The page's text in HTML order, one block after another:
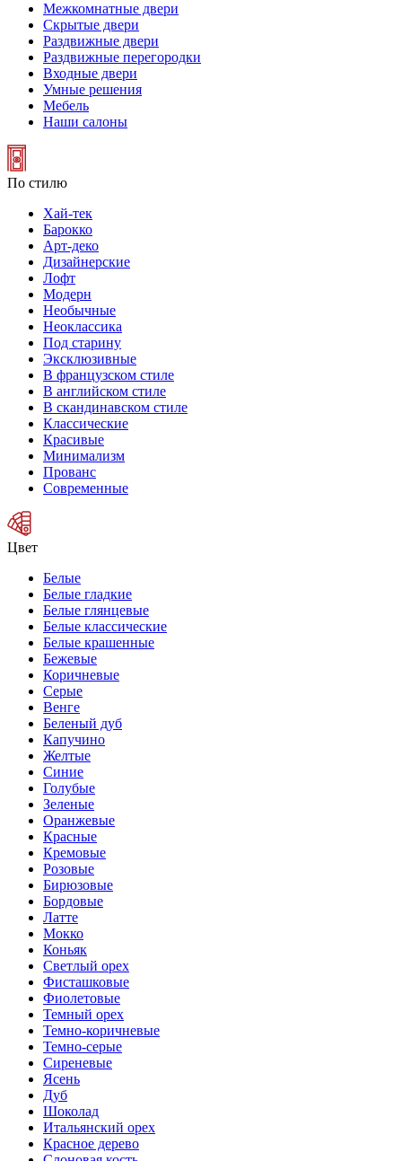
Межкомнатные двери
Скрытые двери
Раздвижные двери
Раздвижные перегородки
Входные двери
Умные решения
Мебель
Наши салоны
По стилю
Хай-тек
Барокко
Арт-деко
Дизайнерские
Лофт
Модерн
Необычные
Неоклассика
Под старину
Эксклюзивные
В французском стиле
В английском стиле
В скандинавском стиле
Классические
Красивые
Минимализм
Прованс
Современные
Цвет
Белые
Белые гладкие
Белые глянцевые
Белые классические
Белые крашенные
Бежевые
Коричневые
Серые
Венге
Беленый дуб
Капучино
Желтые
Синие
Голубые
Зеленые
Оранжевые
Красные
Кремовые
Розовые
Бирюзовые
Бордовые
Латте
Мокко
Коньяк
Светлый орех
Фисташковые
Фиолетовые
Темный орех
Темно-коричневые
Темно-серые
Сиреневые
Ясень
Дуб
Шоколад
Итальянский орех
Красное дерево